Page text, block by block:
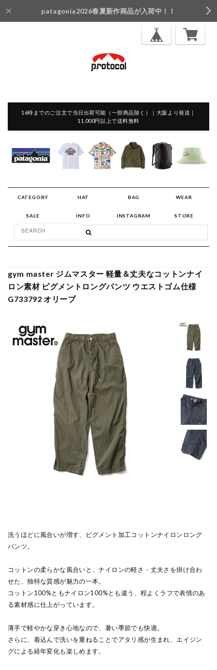
patagonia2026春夏新作商品が入荷中！！
16時までのご注文で当日出荷可能（一部商品除く）｜大阪より発送｜
11,000円以上で送料無料
CATEGORY HAT BAG WEAR
SALE INFO INSTAGRAM STORE
gym master ジムマスター 軽量＆丈夫なコットンナイ
ロン素材 ピグメントロングパンツ ウエストゴム仕様
G733792 オリーブ
洗うほどに風合いが増す、ピグメント加工コットンナイロンロング
パンツ。
コットンの柔らかな風合いと、ナイロンの軽さ・丈夫さを掛け合わ
せた、独特な質感が魅力の一本。
コットン100%ともナイロン100%とも違う、程よくラフで表情のあ
る素材感に仕上がっています。
薄手で軽やかな穿き心地なので、暑い季節でも快適。
さらに、着込んで洗いを重ねることでアタリ感が生まれ、エイジン
グによる経年変化も楽しめます。